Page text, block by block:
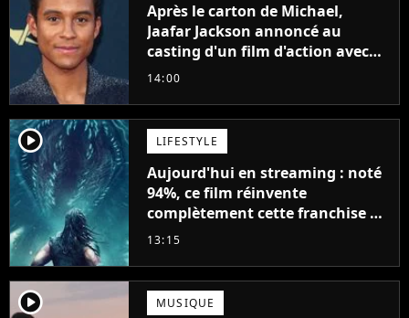
Après le carton de Michael,
Jaafar Jackson annoncé au
casting d'un film d'action avec
Will Smith
14:00
player2 LIFESTYLE
Aujourd'hui en streaming : noté
94%, ce film réinvente
complètement cette franchise de
science-fiction vieille de 40 ans
13:15
player2 MUSIQUE